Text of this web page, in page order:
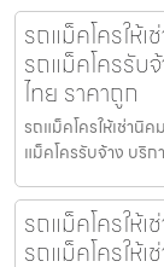
รถแม็คโครให้
รถแม็คโครรับ
ไทย ราคาถูก
รถแม็คโครให้เช่านิ
แม็คโครรับจ้าง บริก
รถแม็คโครให้
รถแม็คโครให้